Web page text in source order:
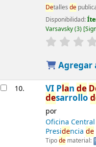
Detalles de
Disponibilidad:
Varsavsky(3)
Agregar
10. VI Plan de
desarrollo
por
Oficina Central
Presidencia de
Tipodematerial: